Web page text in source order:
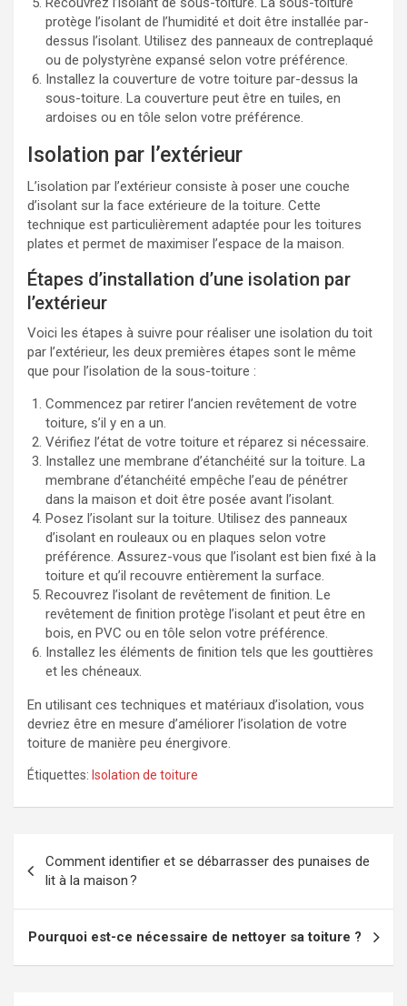
protège l’isolant de l’humidité et doit être installée par-
dessus l’isolant. Utilisez des panneaux de contreplaqué
ou de polystyrène expansé selon votre préférence.
Installez la couverture de votre toiture par-dessus la
sous-toiture. La couverture peut être en tuiles, en
ardoises ou en tôle selon votre préférence.
Isolation par l’extérieur
L’isolation par l’extérieur consiste à poser une couche
d’isolant sur la face extérieure de la toiture. Cette
technique est particulièrement adaptée pour les toitures
plates et permet de maximiser l’espace de la maison.
Étapes d’installation d’une isolation par
l’extérieur
Voici les étapes à suivre pour réaliser une isolation du toit
par l’extérieur, les deux premières étapes sont le même
que pour l’isolation de la sous-toiture :
Commencez par retirer l’ancien revêtement de votre
toiture, s’il y en a un.
Vérifiez l’état de votre toiture et réparez si nécessaire.
Installez une membrane d’étanchéité sur la toiture. La
membrane d’étanchéité empêche l’eau de pénétrer
dans la maison et doit être posée avant l’isolant.
Posez l’isolant sur la toiture. Utilisez des panneaux
d’isolant en rouleaux ou en plaques selon votre
préférence. Assurez-vous que l’isolant est bien fixé à la
toiture et qu’il recouvre entièrement la surface.
Recouvrez l’isolant de revêtement de finition. Le
revêtement de finition protège l’isolant et peut être en
bois, en PVC ou en tôle selon votre préférence.
Installez les éléments de finition tels que les gouttières
et les chéneaux.
En utilisant ces techniques et matériaux d’isolation, vous
devriez être en mesure d’améliorer l’isolation de votre
toiture de manière peu énergivore.
Étiquettes: Isolation de toiture
de
l’article
Comment identifier et se débarrasser des punaises de
lit à la maison ?
Pourquoi est-ce nécessaire de nettoyer sa toiture ?